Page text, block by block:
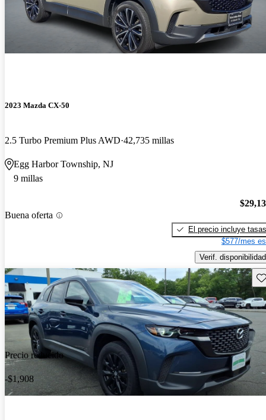
2023 Mazda CX-50
2.5 Turbo Premium Plus AWD 42,735 millas
Egg Harbor Township, NJ
9 millas
Buena oferta
El precio incluye tasas
$577/mes
Verif. disponibilidad
Precio reducido
-$1,908